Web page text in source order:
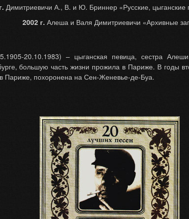
Димитриевичи А., В. и Ю. Бриннер «Русские, цыганские
2002 г. Алеша и Валя Димитриевичи «Архивные
20.10.1983) – цыганская певица, сестра
большую часть жизни прожила в Париже. В годы
Париже, похоронена на Сен-Женевье-де-Буа.